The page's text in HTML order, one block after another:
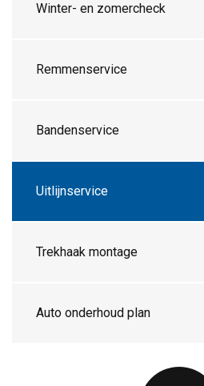
Winter- en zomercheck
Remmenservice
Bandenservice
Uitlijnservice
Trekhaak montage
Auto onderhoud plan